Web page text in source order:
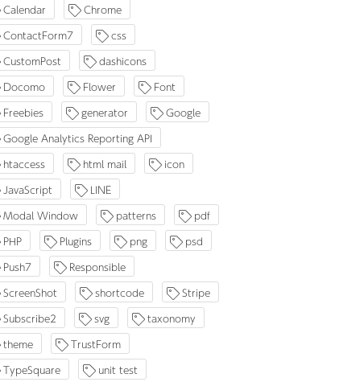
Calendar
Chrome
ContactForm7
css
CustomPost
dashicons
Docomo
Flower
Font
Freebies
generator
Google
Google Analytics Reporting API
htaccess
html mail
icon
JavaScript
LINE
Modal Window
patterns
pdf
PHP
Plugins png
psd
Push7
Responsible
ScreenShot
shortcode
Stripe
Subscribe2
svg
taxonomy
theme
TrustForm
TypeSquare
unit test